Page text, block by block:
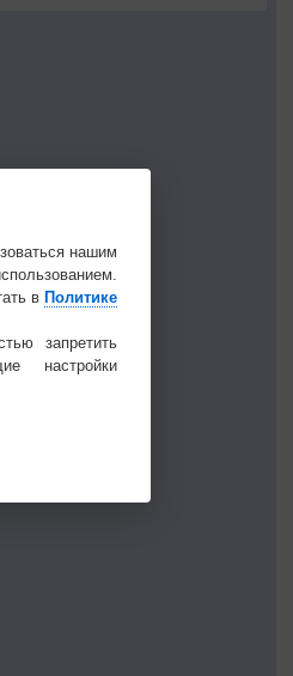
нашим
в Политике
запретить
настройки